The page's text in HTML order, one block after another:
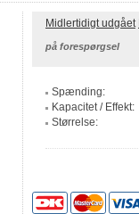
Midlertidigt udgået
på forespørgsel
Spænding:
Kapacitet / Effekt:
Størrelse: